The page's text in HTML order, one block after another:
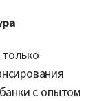
с опытом